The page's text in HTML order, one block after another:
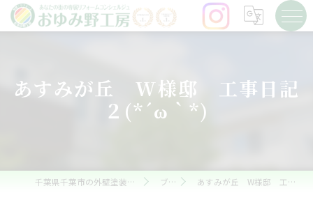
あすみが丘 W様邸 工事日記
２(*´ω｀*)
千葉県千葉市の外壁塗装ならおゆみ野工房 ブログ あすみが丘 W様邸 工事日記２(*´ω｀*)